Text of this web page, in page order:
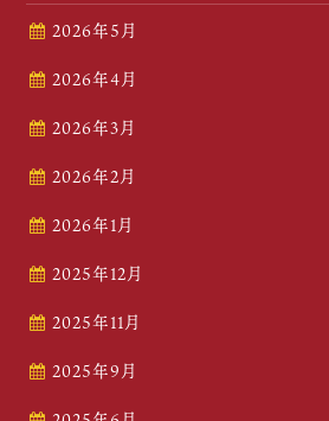
2026年5月
2026年4月
2026年3月
2026年2月
2026年1月
2025年12月
2025年11月
2025年9月